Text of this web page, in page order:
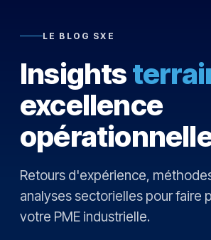
LE BLOG SXE
Insights
excellence
Retours d'expérience,
analyses sectorielles pour faire
votre PME industrielle.